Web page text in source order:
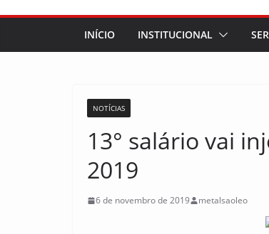
INÍCIO INSTITUCIONAL
NOTÍCIAS
13° salário vai
2019
6 de novembro de 2019 metalsaoleo